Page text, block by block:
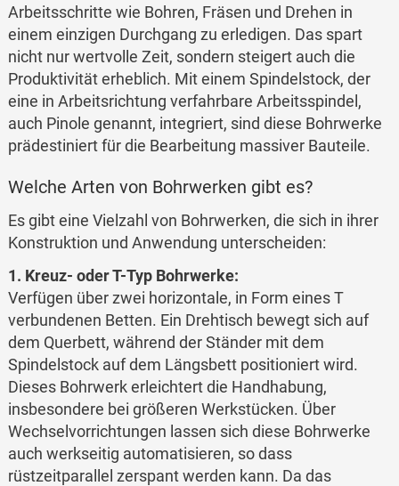
Arbeitsschritte wie Bohren, Fräsen und Drehen in
einem einzigen Durchgang zu erledigen. Das spart
nicht nur wertvolle Zeit, sondern steigert auch die
Produktivität erheblich. Mit einem Spindelstock, der
eine in Arbeitsrichtung verfahrbare Arbeitsspindel,
auch Pinole genannt, integriert, sind diese Bohrwerke
prädestiniert für die Bearbeitung massiver Bauteile.
Welche Arten von Bohrwerken gibt es?
Es gibt eine Vielzahl von Bohrwerken, die sich in ihrer
Konstruktion und Anwendung unterscheiden:
1. Kreuz- oder T-Typ Bohrwerke:
Verfügen über zwei horizontale, in Form eines T
verbundenen Betten. Ein Drehtisch bewegt sich auf
dem Querbett, während der Ständer mit dem
Spindelstock auf dem Längsbett positioniert wird.
Dieses Bohrwerk erleichtert die Handhabung,
insbesondere bei größeren Werkstücken. Über
Wechselvorrichtungen lassen sich diese Bohrwerke
auch werkseitig automatisieren, so dass
rüstzeitparallel zerspant werden kann. Da das